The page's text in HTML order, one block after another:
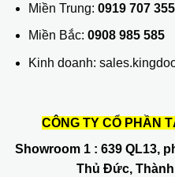
Miền Trung: 0919 707 355
Miền Bắc: 0908 985 585
Kinh doanh:
CÔNG TY CỔ PHẦN
Showroom 1: 639 QL13,
Thủ Đức,